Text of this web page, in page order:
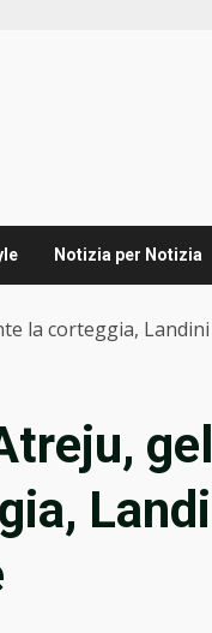
Notizia per Notizia
la corteggia,